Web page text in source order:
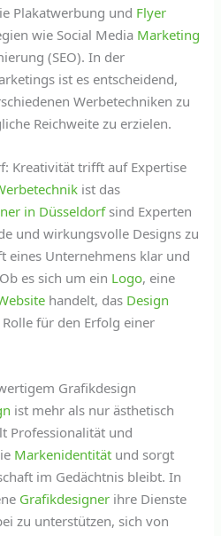
Plakatwerbung und Flyer
wie Social Media Marketing
(SEO). In der
ist es entscheidend,
Werbetechniken zu
Reichweite zu erzielen.
Kreativität trifft auf Expertise
ist das
in Düsseldorfsind Experten
und wirkungsvolle Designs zu
eines Unternehmens klar und
es sich um ein Logo, eine
handelt, das Design
für den Erfolg einer
Grafikdesign
ist mehr als nur ästhetisch
Professionalität und
Markenidentität und sorgt
im Gedächtnis bleibt. In
Grafikdesigner ihre Dienste
zu unterstützen, sich von